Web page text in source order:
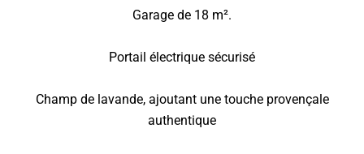
Garage de 18 m².
Portail électrique sécurisé
Champ de lavande, ajoutant une touche provençale
authentique